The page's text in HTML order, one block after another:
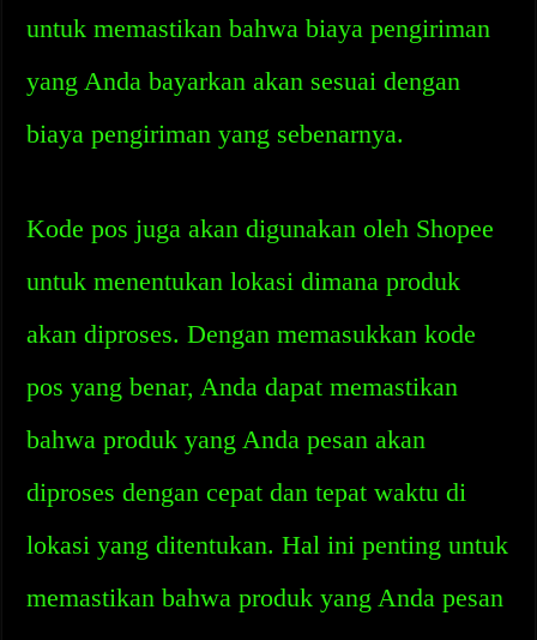
untuk memastikan bahwa biaya pengiriman
yang Anda bayarkan akan sesuai dengan
biaya pengiriman yang sebenarnya.
Kode pos juga akan digunakan oleh Shopee
untuk menentukan lokasi dimana produk
akan diproses. Dengan memasukkan kode
pos yang benar, Anda dapat memastikan
bahwa produk yang Anda pesan akan
diproses dengan cepat dan tepat waktu di
lokasi yang ditentukan. Hal ini penting untuk
memastikan bahwa produk yang Anda pesan